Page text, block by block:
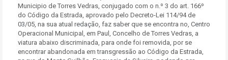
Municipio de Torres Vedras, conjugado com o n.º 3 do art. 166º
do Código da Estrada, aprovado pelo Decreto-Lei 114/94 de
03/05, na sua atual redação, faz saber que se encontra no, Centro
Operacional Municipal, em Paul, Concelho de Torres Vedras, a
viatura abaixo discriminada, para onde foi removida, por se
encontrar abandonada em transgressão ao Código da Estrada,